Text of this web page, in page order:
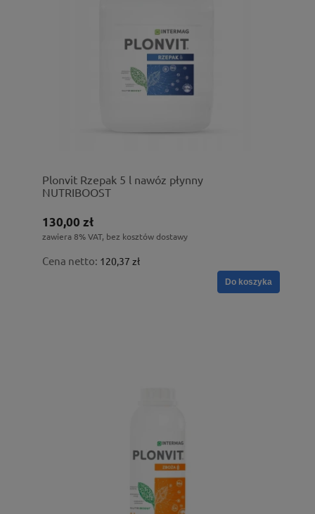
Plonvit Rzepak 5 l nawóz płynny
NUTRIBOOST
130,00 zł
zawiera 8% VAT, bez kosztów dostawy
Cena netto: 120,37 zł
Do koszyka